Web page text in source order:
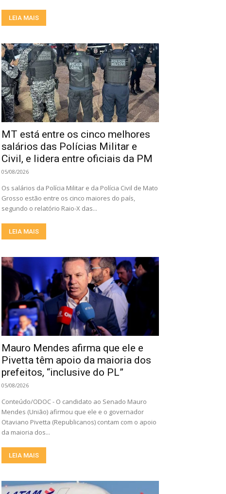
LEIA MAIS
MT está entre os cinco melhores
salários das Polícias Militar e
Civil, e lidera entre oficiais da PM
05/08/2026
Os salários da Polícia Militar e da Polícia Civil de Mato
Grosso estão entre os cinco maiores do país,
segundo o relatório Raio-X das...
LEIA MAIS
Mauro Mendes afirma que ele e
Pivetta têm apoio da maioria dos
prefeitos, “inclusive do PL”
05/08/2026
Conteúdo/ODOC - O candidato ao Senado Mauro
Mendes (União) afirmou que ele e o governador
Otaviano Pivetta (Republicanos) contam com o apoio
da maioria dos...
LEIA MAIS